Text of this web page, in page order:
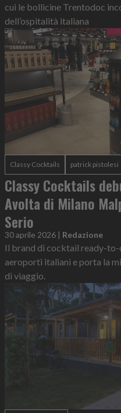
cui le bollicine Trentodoc
dell’ospitalità italiana
Classy Cocktails patrick pistolesi
Classy Cocktails
Avolta di Milano
Serio
30 aprile 2026 | Redazione
Il brand di cocktail ready-to-
aeroporti italiani e porta la
di viaggio.